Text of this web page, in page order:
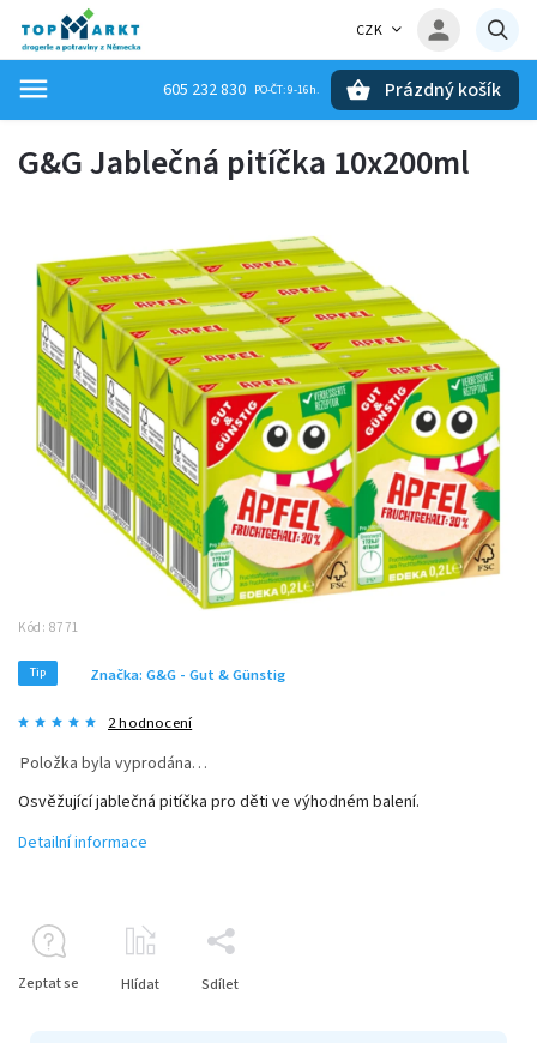
CZK
605 232 830 Prázdný košík
G&G Jablečná pitíčka 10x200ml
Kód: 8771
Tip
2 hodnocení
Značka: G&G - Gut & Günstig
Položka byla vyprodána…
Osvěžující jablečná pitíčka pro děti ve výhodném balení.
Detailní informace
Zeptat se Hlídat Sdílet